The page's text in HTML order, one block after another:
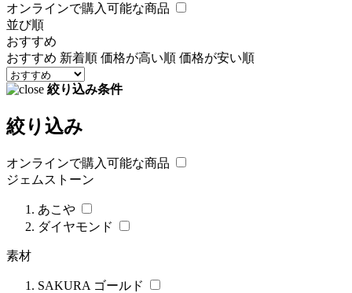
オンラインで購入可能な商品
並び順
おすすめ
おすすめ 新着順 価格が高い順 価格が安い順
絞り込み条件
絞り込み
オンラインで購入可能な商品
ジェムストーン
あこや
ダイヤモンド
素材
SAKURA ゴールド